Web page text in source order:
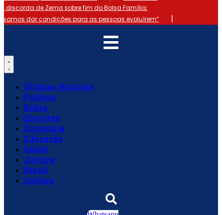
discorda de Zema sobre fim do Bolsa Família:
dar condições para as pessoas evoluírem”
|
Últimas Notícias
Política
Bahia
Esportes
Economia
Educação
Saúde
Justiça
Brasil
Cultura